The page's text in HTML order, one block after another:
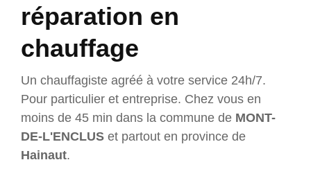
réparation en
chauffage
Un chauffagiste agréé à votre service 24h/7.
Pour particulier et entreprise. Chez vous en
moins de 45 min dans la commune de MONT-
DE-L'ENCLUS et partout en province de
Hainaut.